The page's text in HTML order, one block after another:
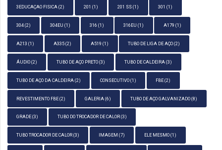
3EDUCAÇAO FISICA (2) 201 (1) 201 SS (1) 301 (1)
304 (2) 304EU (1) 316 (1) 316EU (1) A179 (1)
A213 (1) A335 (2) A519 (1) TUBO DE LIGA DE AÇO (2)
ÁUDIO (2) TUBO DE AÇO PRETO (3) TUBO DE CALDEIRA (3)
TUBO DE AÇO DA CALDEIRA (2) CONSECUTIVO (1) FBE (2)
REVESTIMENTO FBE (2) GALERIA (6) TUBO DE AÇO GALVANIZADO (8)
GRADE(3) TUBO DO TROCADOR DE CALOR (3)
TUBO TROCADOR DE CALOR (3) IMAGEM (7) ELE MESMO (1)